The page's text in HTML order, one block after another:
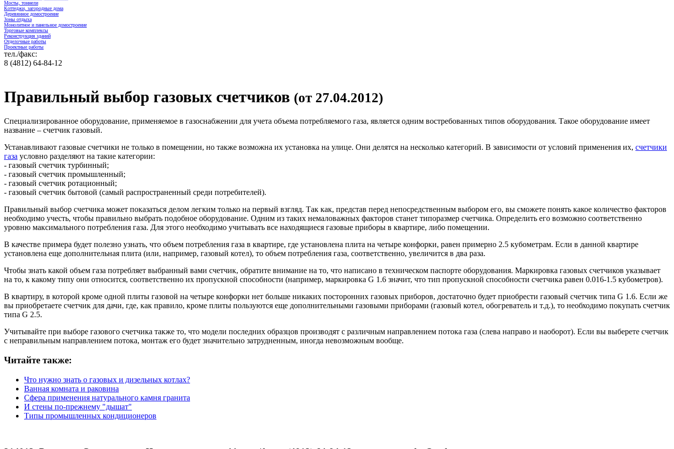
Мосты, тоннели
Коттеджи, загородные дома
Деревянное домостроение
Зоны отдыха
Монолитное и панельное домостроение
Торговые комплексы
Реконструкция зданий
Отделочные работы
Проектные работы
тел./факс:
8 (4812) 64-84-12
Правильный выбор газовых счетчиков (от 27.04.2012)
Специализированное оборудование, применяемое в газоснабжении для учета объема потребляемого газа, является одним востребованных типов оборудования. Такое оборудование имеет
название – счетчик газовый.
Устанавливают газовые счетчики не только в помещении, но также возможна их установка на улице. Они делятся на несколько категорий. В зависимости от условий применения их, счетчики
газа условно разделяют на такие категории:
- газовый счетчик турбинный;
- газовый счетчик промышленный;
- газовый счетчик ротационный;
- газовый счетчик бытовой (самый распространенный среди потребителей).
Правильный выбор счетчика может показаться делом легким только на первый взгляд. Так как, представ перед непосредственным выбором его, вы сможете понять какое количество факторов
необходимо учесть, чтобы правильно выбрать подобное оборудование. Одним из таких немаловажных факторов станет типоразмер счетчика. Определить его возможно соответственно
уровню максимального потребления газа. Для этого необходимо учитывать все находящиеся газовые приборы в квартире, либо помещении.
В качестве примера будет полезно узнать, что объем потребления газа в квартире, где установлена плита на четыре конфорки, равен примерно 2.5 кубометрам. Если в данной квартире
установлена еще дополнительная плита (или, например, газовый котел), то объем потребления газа, соответственно, увеличится в два раза.
Чтобы знать какой объем газа потребляет выбранный вами счетчик, обратите внимание на то, что написано в техническом паспорте оборудования. Маркировка газовых счетчиков указывает
на то, к какому типу они относится, соответственно их пропускной способности (например, маркировка G 1.6 значит, что тип пропускной способности счетчика равен 0.016-1.5 кубометров).
В квартиру, в которой кроме одной плиты газовой на четыре конфорки нет больше никаких посторонних газовых приборов, достаточно будет приобрести газовый счетчик типа G 1.6. Если же
вы приобретаете счетчик для дачи, где, как правило, кроме плиты пользуются еще дополнительными газовыми приборами (газовый котел, обогреватель и т.д.), то необходимо покупать счетчик
типа G 2.5.
Учитывайте при выборе газового счетчика также то, что модели последних образцов производят с различным направлением потока газа (слева направо и наоборот). Если вы выберете счетчик
с неправильным направлением потока, монтаж его будет значительно затрудненным, иногда невозможным вообще.
Читайте также:
Что нужно знать о газовых и дизельных котлах?
Ванная комната и раковина
Сфера применения натурального камня гранита
И стены по-прежнему "дышат"
Типы промышленных кондиционеров